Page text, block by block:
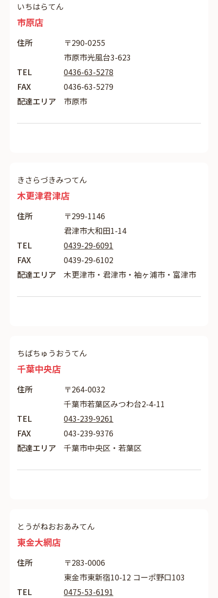
いちはらてん
市原店
住所
〒290-0255
市原市光風台3-623
TEL
0436-63-5278
FAX
0436-63-5279
配達エリア
市原市
きさらづきみつてん
木更津君津店
住所
〒299-1146
君津市大和田1-14
TEL
0439-29-6091
FAX
0439-29-6102
配達エリア
木更津市・君津市・袖ヶ浦市・富津市
ちばちゅうおうてん
千葉中央店
住所
〒264-0032
千葉市若葉区みつわ台2-4-11
TEL
043-239-9261
FAX
043-239-9376
配達エリア
千葉市中央区・若葉区
とうがねおおあみてん
東金大網店
住所
〒283-0006
東金市東新宿10-12 コーポ野口103
TEL
0475-53-6191